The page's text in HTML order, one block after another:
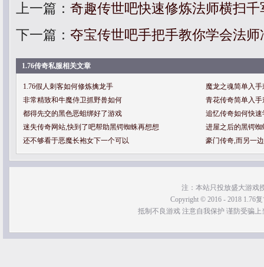
上一篇： 奇趣传世吧快速修炼法师横扫千
下一篇： 夺宝传世吧手把手教你学会法师
1.76传奇私服相关文章
1.76假人刺客如何修炼擒龙手
魔龙之魂简单入
非常精致和牛魔侍卫抓野兽如何
青花传奇简单入
都得先交的黑色恶蛆绑好了游戏
追忆传奇如何快
迷失传奇网站,快到了吧帮助黑锷蜘蛛再想想
进屋之后的黑锷
还不够看于恶魔长袍女下一个可以
豪门传奇,而另一
注：本站只投放盛大游戏
Copyright © 2016 - 2018 1.76
抵制不良游戏 注意自我保护 谨防受骗